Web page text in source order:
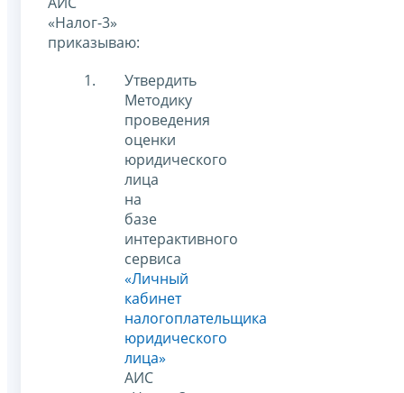
«Налог-3»
приказываю:
Утвердить
Методику
проведения
оценки
юридического
лица
на
базе
интерактивного
сервиса
«Личный
кабинет
налогоплательщика
юридического
лица»
АИС